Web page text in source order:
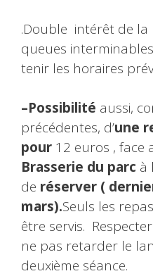
.Double intérêt de la
queues
tenir les horaires
–Possibilité aussi,
précédentes, d’une
pour 12 euros , face
Brasserie du parc à
de réserver (
mars).Seuls les
être servis.
ne pas retarder le
deuxième séance.